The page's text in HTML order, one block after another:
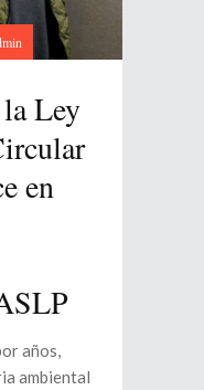
Ley
en
años,
ambiental